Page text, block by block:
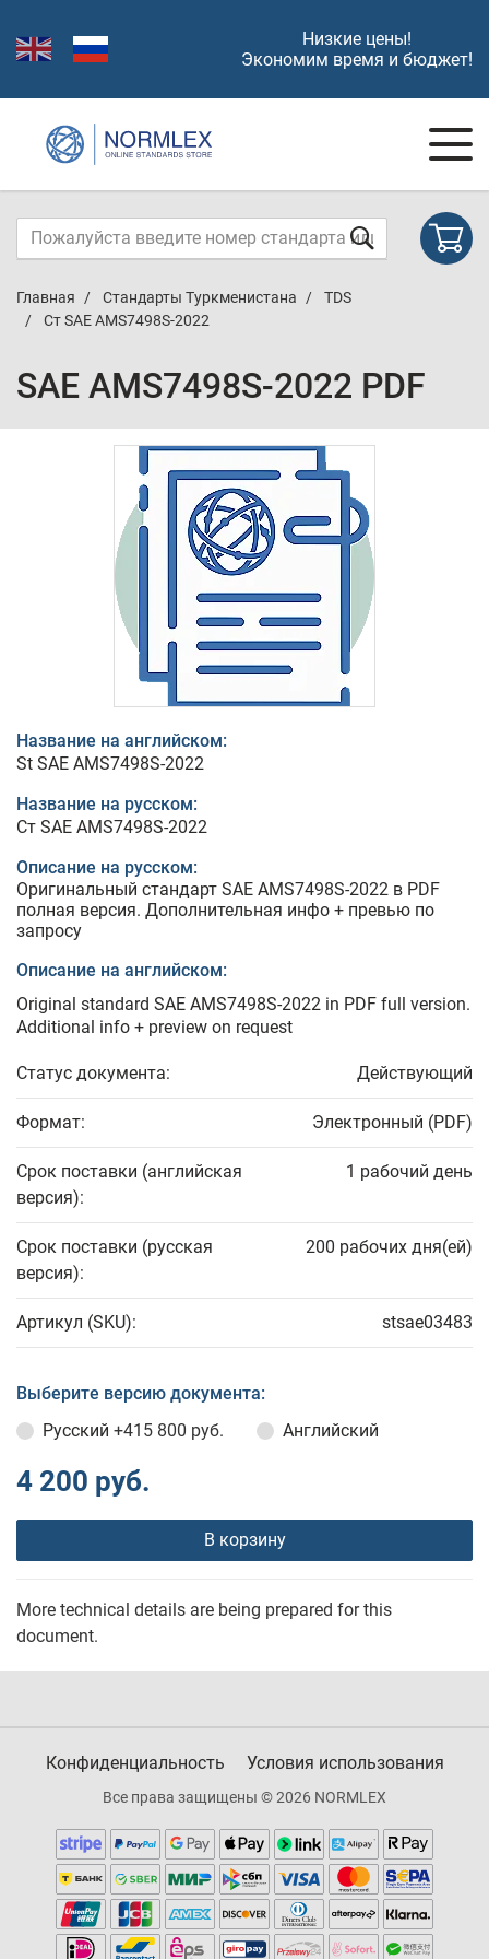
Низкие цены!
Экономим время и бюджет!
Главная Стандарты Туркменистана
TDS
Ст SAE AMS7498S-2022
SAE AMS7498S-2022 PDF
Название на английском:
St SAE AMS7498S-2022
Название на русском:
Ст SAE AMS7498S-2022
Описание на русском:
Оригинальный стандарт SAE AMS7498S-2022 в PDF
полная версия. Дополнительная инфо + превью по
запросу
Описание на английском:
Original standard SAE AMS7498S-2022 in PDF full version.
Additional info + preview on request
Статус документа: Действующий
Формат: Электронный (PDF)
Срок поставки (английская
версия):
1 рабочий день
Срок поставки (русская
версия):
200 рабочих дня(ей)
Артикул (SKU): stsae03483
Выберите версию документа:
Русский +415 800 руб. Английский
4 200 руб.
В корзину
More technical details are being prepared for this
document.
Конфиденциальность Условия использования
Все права защищены © 2026 NORMLEX